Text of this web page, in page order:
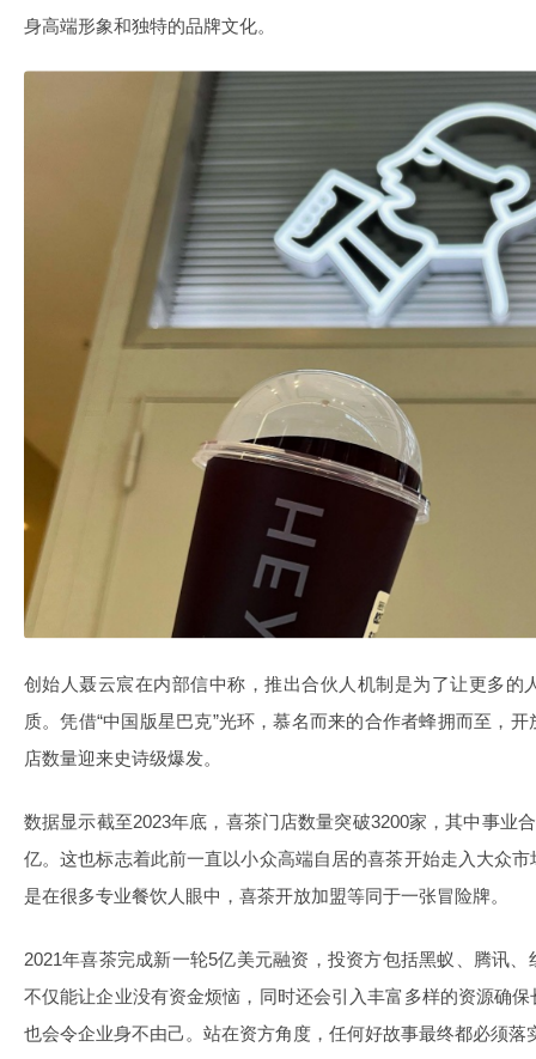
身高端形象和独特的品牌文化。
创始人聂云宸在内部信中称，推出合伙人机制是为了让更多的
质。凭借“中国版星巴克”光环，慕名而来的合作者蜂拥而至，
店数量迎来史诗级爆发。
数据显示截至2023年底，喜茶门店数量突破3200家，其中事业
亿。这也标志着此前一直以小众高端自居的喜茶开始走入大众
是在很多专业餐饮人眼中，喜茶开放加盟等同于一张冒险牌。
2021年喜茶完成新一轮5亿美元融资，投资方包括黑蚁、腾讯
不仅能让企业没有资金烦恼，同时还会引入丰富多样的资源确
也会令企业身不由己。站在资方角度，任何好故事最终都必须落